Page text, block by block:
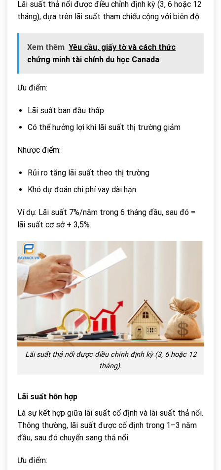
Lãi suất thả nổi được điều chỉnh định kỳ (3, 6 hoặc 12
tháng), dựa trên lãi suất tham chiếu cộng với biên độ.
Xem thêm Yêu cầu, giấy tờ và cách thức
chứng minh tài chính du học Canada
Ưu điểm:
Lãi suất ban đầu thấp
Có thể hưởng lợi khi lãi suất thị trường giảm
Nhược điểm:
Rủi ro tăng lãi suất theo thị trường
Khó dự đoán chi phí vay dài hạn
Ví dụ: Lãi suất 7%/năm trong 6 tháng đầu, sau đó =
lãi suất cơ sở + 3,5%.
Lãi suất thả nổi được điều chỉnh định kỳ (3, 6 hoặc 12
tháng).
Lãi suất hỗn hợp
Là sự kết hợp giữa lãi suất cố định và lãi suất thả nổi.
Thông thường, lãi suất được cố định trong 1–3 năm
đầu, sau đó chuyển sang thả nổi.
Ưu điểm: